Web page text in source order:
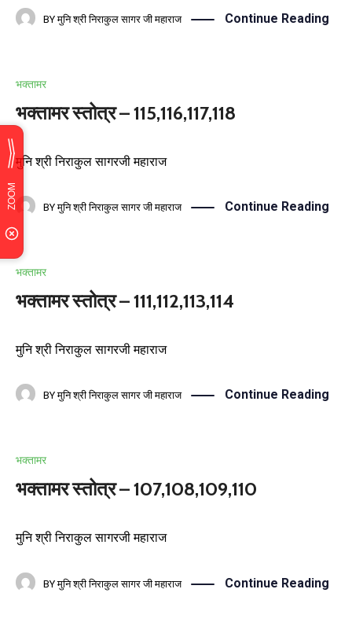
BY मुनि श्री निराकुल सागर जी महाराज Continue Reading
भक्तामर
भक्तामर स्तोत्र – 115,116,117,118
मुनि श्री निराकुल सागरजी महाराज
BY मुनि श्री निराकुल सागर जी महाराज Continue Reading
भक्तामर
भक्तामर स्तोत्र – 111,112,113,114
मुनि श्री निराकुल सागरजी महाराज
BY मुनि श्री निराकुल सागर जी महाराज Continue Reading
भक्तामर
भक्तामर स्तोत्र – 107,108,109,110
मुनि श्री निराकुल सागरजी महाराज
BY मुनि श्री निराकुल सागर जी महाराज Continue Reading